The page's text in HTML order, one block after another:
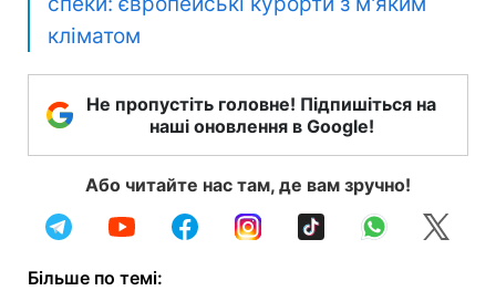
кліматом
Не пропустіть головне! Підпишіться на
наші оновлення в Google!
Або читайте нас там, де вам зручно!
Більше по темі: